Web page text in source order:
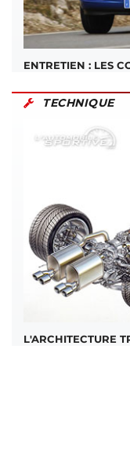
ENTRETIEN : LES
TECHNIQUE
L'ARCHITECTURE